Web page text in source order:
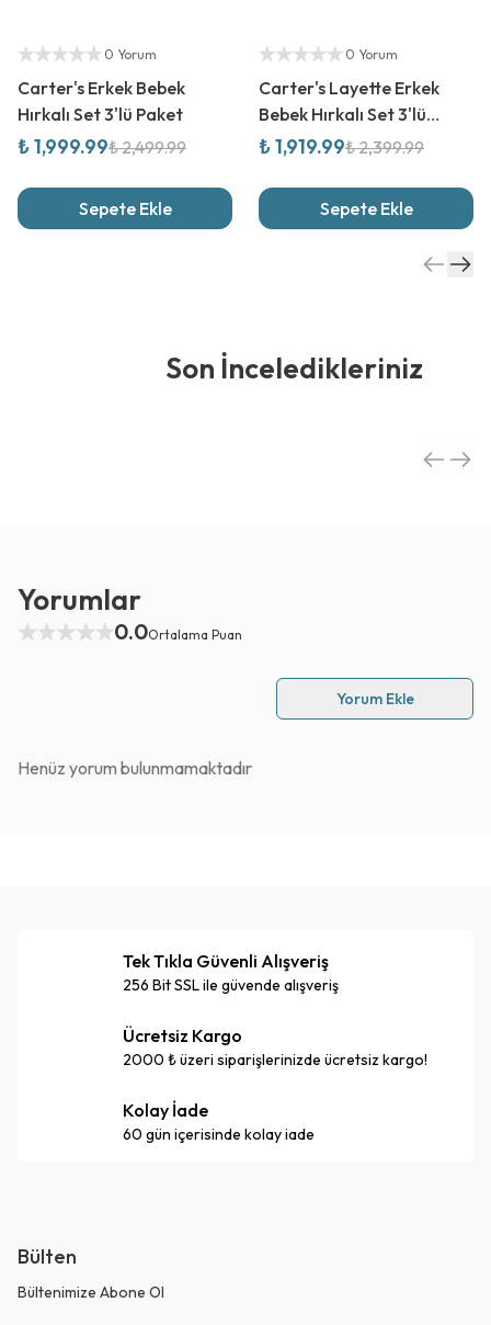
Yetkili Satıcı
0 Yorum
Carter's Erkek Bebek
Hırkalı Set 3'lü Paket
₺ 1,999.99₺ 2,499.99
Sepete Ekle
Yetkili Satıcı
0 Yorum
Carter's Layette Erkek
Bebek Hırkalı Set 3'lü
Paket
₺ 1,919.99₺ 2,399.99
Sepete Ekle
Son İnceledikleriniz
Yorumlar
0.0Ortalama Puan
Yorum Ekle
Henüz yorum bulunmamaktadır
Tek Tıkla Güvenli Alışveriş
256 Bit SSL ile güvende alışveriş
Ücretsiz Kargo
2000 ₺ üzeri siparişlerinizde ücretsiz kargo!
Kolay İade
60 gün içerisinde kolay iade
Bülten
Bültenimize Abone Ol